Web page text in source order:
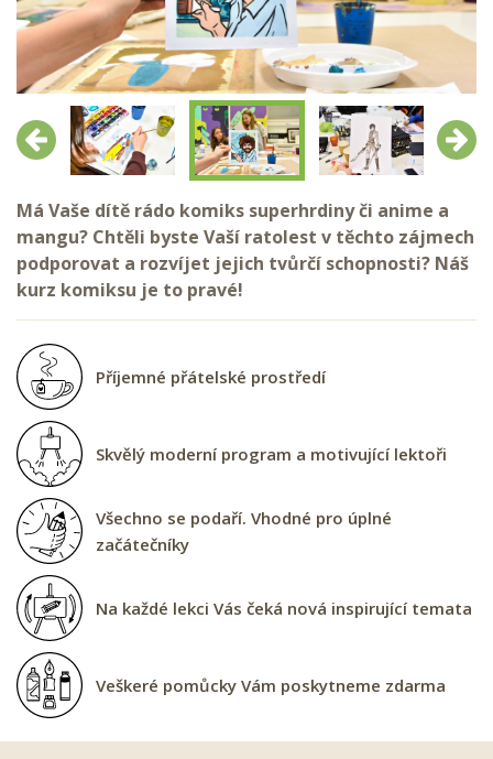
Předchozí Další
Má Vaše dítě rádo komiks superhrdiny či anime a
mangu? Chtěli byste Vaší ratolest v těchto zájmech
podporovat a rozvíjet jejich tvůrčí schopnosti? Náš
kurz komiksu je to pravé!
Příjemné přátelské prostředí
Skvělý moderní program a motivující lektoři
Všechno se podaří. Vhodné pro úplné
začátečníky
Na každé lekci Vás čeká nová inspirující temata
Veškeré pomůcky Vám poskytneme zdarma